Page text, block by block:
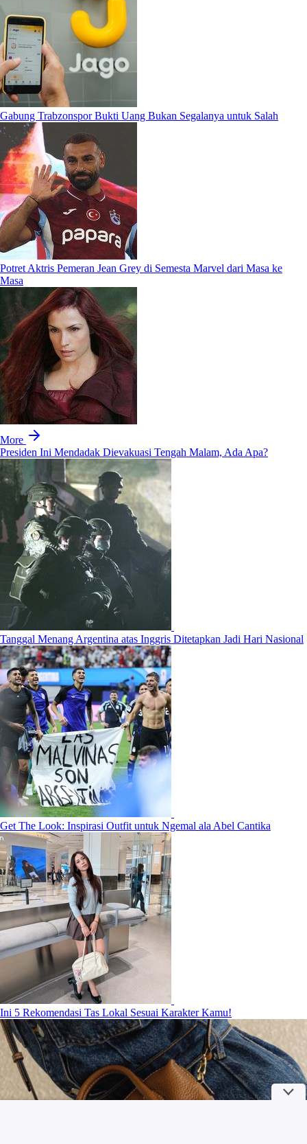
Gabung Trabzonspor Bukti Uang Bukan Segalanya untuk Salah
Potret Aktris Pemeran Jean Grey di Semesta Marvel dari Masa ke
Masa
More
Presiden Ini Mendadak Dievakuasi Tengah Malam, Ada Apa?
Tanggal Menang Argentina atas Inggris Ditetapkan Jadi Hari Nasional
Get The Look: Inspirasi Outfit untuk Ngemal ala Abel Cantika
Ini 5 Rekomendasi Tas Lokal Sesuai Karakter Kamu!